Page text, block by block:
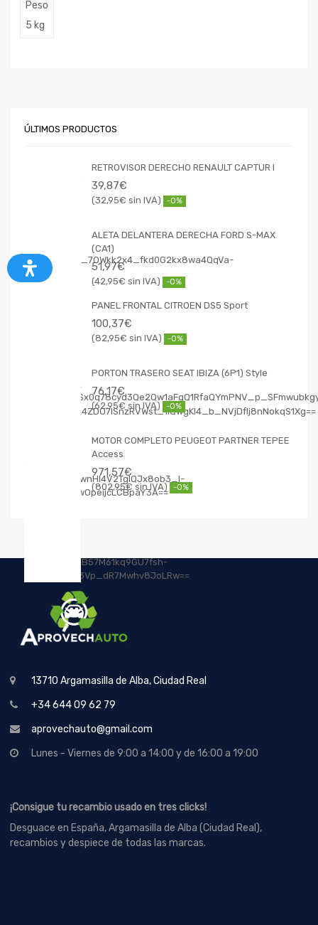
Peso
5 kg
ÚLTIMOS PRODUCTOS
RETROVISOR DERECHO RENAULT CAPTUR I
39,87€
32,95€ -0%
ALETA DELANTERA DERECHA FORD S-MAX
(CA1)
51,97€
42,95€ -0%
PANEL FRONTAL CITROEN DS5 Sport
100,37€
82,95€ -0%
PORTON TRASERO SEAT IBIZA (6P1) Style
76,17€
62,95€ -0%
MOTOR COMPLETO PEUGEOT PARTNER TEPEE
Access
971,57€
802,95€ -0%
13710 Argamasilla de Alba, Ciudad Real
+34 644 09 62 79
aprovechauto@gmail.com
Lunes - Viernes de 9:00 a 14:00 y de 16:00 a 19:00
¡Consigue tu recambio usado en tres clicks!
Desguace en España, Argamasilla de Alba (Ciudad Real),
recambios y despiece de todas las marcas.